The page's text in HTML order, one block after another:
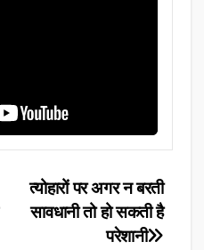
त्योहारों पर अगर न बरती
सावधानी तो हो सकती है
परेशानी